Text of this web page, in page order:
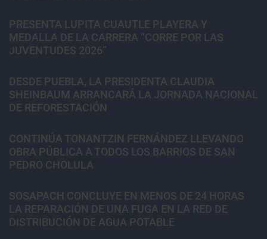
PRESENTA LUPITA CUAUTLE PLAYERA Y
MEDALLA DE LA CARRERA “CORRE POR LAS
JUVENTUDES 2026”
DESDE PUEBLA, LA PRESIDENTA CLAUDIA
SHEINBAUM ARRANCARÁ LA JORNADA NACIONAL
DE REFORESTACIÓN
CONTINÚA TONANTZIN FERNÁNDEZ LLEVANDO
OBRA PÚBLICA A TODOS LOS BARRIOS DE SAN
PEDRO CHOLULA
SOSAPACH CONCLUYE EN MENOS DE 24 HORAS
LA REPARACIÓN DE UNA FUGA EN LA RED DE
DISTRIBUCIÓN DE AGUA POTABLE